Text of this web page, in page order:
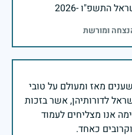
התשפ"ו -2026
ומורשת
מאז ומעולם על טובי
לדורותיהן, אשר בזכות
אנו מצליחים לעמוד